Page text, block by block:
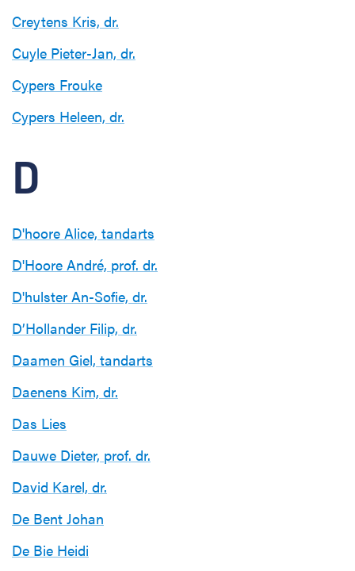
Creytens Kris, dr.
Cuyle Pieter-Jan, dr.
Cypers Frouke
Cypers Heleen, dr.
D
D'hoore Alice, tandarts
D'Hoore André, prof. dr.
D'hulster An-Sofie, dr.
D’Hollander Filip, dr.
Daamen Giel, tandarts
Daenens Kim, dr.
Das Lies
Dauwe Dieter, prof. dr.
David Karel, dr.
De Bent Johan
De Bie Heidi